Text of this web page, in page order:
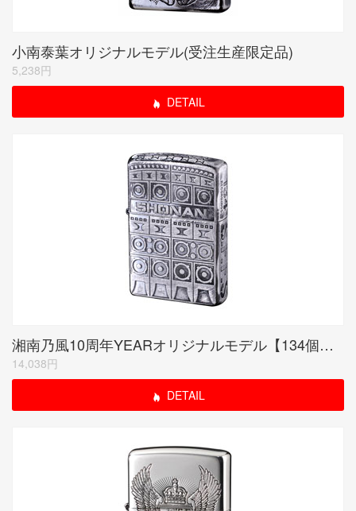
小南泰葉オリジナルモデル(受注生産限定品)
5,238円
DETAIL
湘南乃風10周年YEARオリジナルモデル【134個限定品】
14,038円
DETAIL